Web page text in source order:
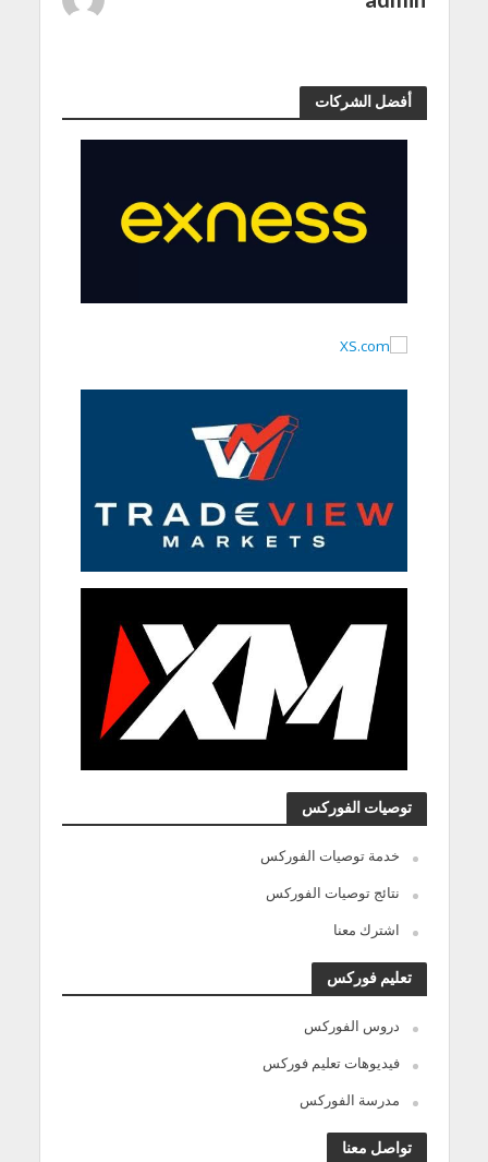
أفضل الشركات
توصيات الفوركس
خدمة توصيات الفوركس
نتائج توصيات الفوركس
اشترك معنا
تعليم فوركس
دروس الفوركس
فيديوهات تعليم فوركس
مدرسة الفوركس
تواصل معنا